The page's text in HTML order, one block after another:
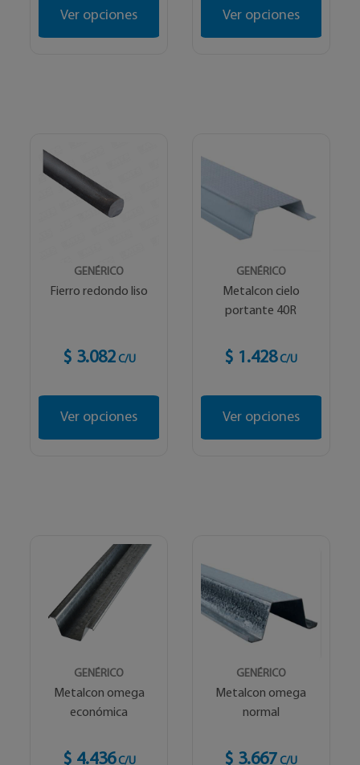
Ver opciones Ver opciones
GENÉRICO
Fierro redondo liso
$ 3.082 C/U
Ver opciones
GENÉRICO
Metalcon cielo
portante 40R
$ 1.428 C/U
Ver opciones
GENÉRICO
Metalcon omega
económica
$ 4.436 C/U
GENÉRICO
Metalcon omega
normal
$ 3.667 C/U